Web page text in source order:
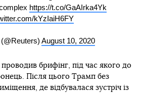
https://t.co/GaAIrka4Yk
kYzIaiH6FY
August 10, 2020
брифінг, під час якого до
Після цього Трамп без
де відбувалася зустріч із